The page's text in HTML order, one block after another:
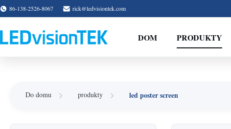
86-138-2526-8067 rick@ledvisiontek.com
DOM PRODUKTY
Do domu produkty led poster screen